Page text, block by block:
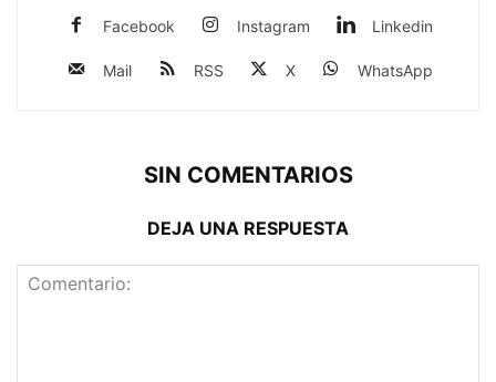
Facebook Instagram Linkedin
Mail RSS X WhatsApp
SIN COMENTARIOS
DEJA UNA RESPUESTA